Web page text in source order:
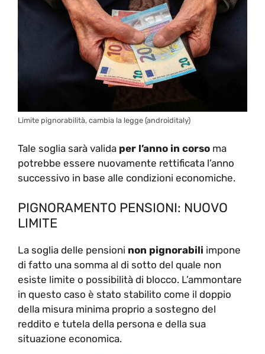
Limite pignorabilità, cambia la legge (androiditaly)
Tale soglia sarà valida per l’anno in corso ma
potrebbe essere nuovamente rettificata l’anno
successivo in base alle condizioni economiche.
PIGNORAMENTO PENSIONI: NUOVO
LIMITE
La soglia delle pensioni non pignorabili impone
di fatto una somma al di sotto del quale non
esiste limite o possibilità di blocco. L’ammontare
in questo caso è stato stabilito come il doppio
della misura minima proprio a sostegno del
reddito e tutela della persona e della sua
situazione economica.